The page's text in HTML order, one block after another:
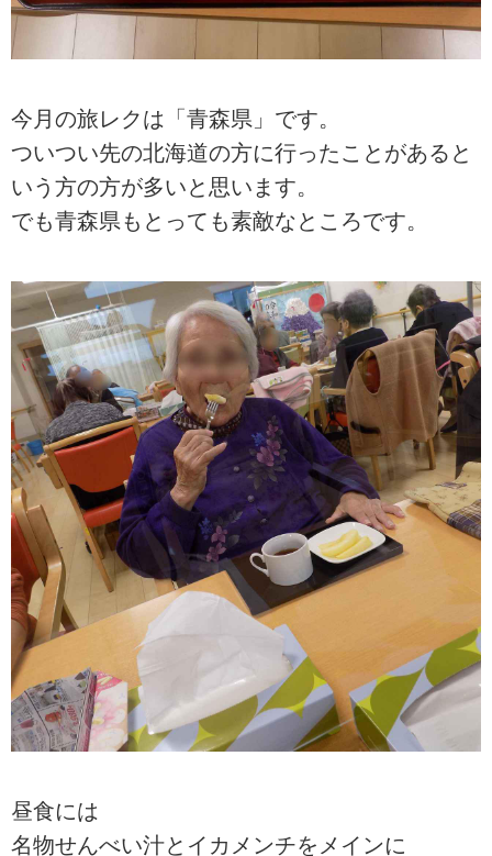
今月の旅レクは「青森県」です。
ついつい先の北海道の方に行ったことがあると
いう方の方が多いと思います。
でも青森県もとっても素敵なところです。
昼食には
名物せんべい汁とイカメンチをメインに